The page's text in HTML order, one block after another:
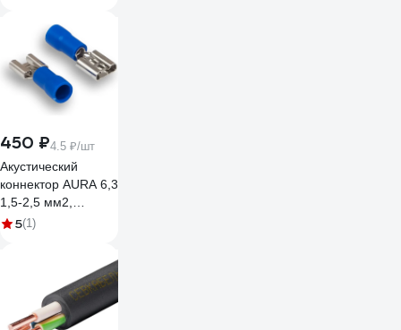
толщина 0,25мм
2000832
450 ₽4.5 ₽/шт
Акустический
коннектор AURA 6,3
1,5-2,5 мм2,
(100шт.) ATS-2563
5(1)